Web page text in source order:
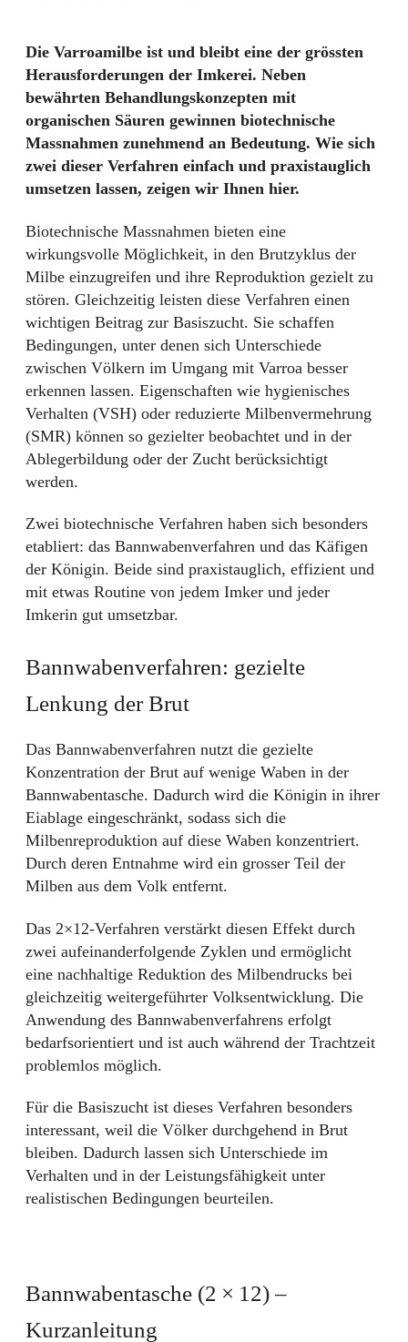
Die Varroamilbe ist und bleibt eine der grössten
Herausforderungen der Imkerei. Neben
bewährten Behandlungskonzepten mit
organischen Säuren gewinnen biotechnische
Massnahmen zunehmend an Bedeutung. Wie sich
zwei dieser Verfahren einfach und praxistauglich
umsetzen lassen, zeigen wir Ihnen hier.
Biotechnische Massnahmen bieten eine
wirkungsvolle Möglichkeit, in den Brutzyklus der
Milbe einzugreifen und ihre Reproduktion gezielt zu
stören. Gleichzeitig leisten diese Verfahren einen
wichtigen Beitrag zur Basiszucht. Sie schaffen
Bedingungen, unter denen sich Unterschiede
zwischen Völkern im Umgang mit Varroa besser
erkennen lassen. Eigenschaften wie hygienisches
Verhalten (VSH) oder reduzierte Milbenvermehrung
(SMR) können so gezielter beobachtet und in der
Ablegerbildung oder der Zucht berücksichtigt
werden.
Zwei biotechnische Verfahren haben sich besonders
etabliert: das Bannwabenverfahren und das Käfigen
der Königin. Beide sind praxistauglich, effizient und
mit etwas Routine von jedem Imker und jeder
Imkerin gut umsetzbar.
Bannwabenverfahren: gezielte
Lenkung der Brut
Das Bannwabenverfahren nutzt die gezielte
Konzentration der Brut auf wenige Waben in der
Bannwabentasche. Dadurch wird die Königin in ihrer
Eiablage eingeschränkt, sodass sich die
Milbenreproduktion auf diese Waben konzentriert.
Durch deren Entnahme wird ein grosser Teil der
Milben aus dem Volk entfernt.
Das 2×12-Verfahren verstärkt diesen Effekt durch
zwei aufeinanderfolgende Zyklen und ermöglicht
eine nachhaltige Reduktion des Milbendrucks bei
gleichzeitig weitergeführter Volksentwicklung. Die
Anwendung des Bannwabenverfahrens erfolgt
bedarfsorientiert und ist auch während der Trachtzeit
problemlos möglich.
Für die Basiszucht ist dieses Verfahren besonders
interessant, weil die Völker durchgehend in Brut
bleiben. Dadurch lassen sich Unterschiede im
Verhalten und in der Leistungsfähigkeit unter
realistischen Bedingungen beurteilen.
Bannwabentasche (2 × 12) –
Kurzanleitung